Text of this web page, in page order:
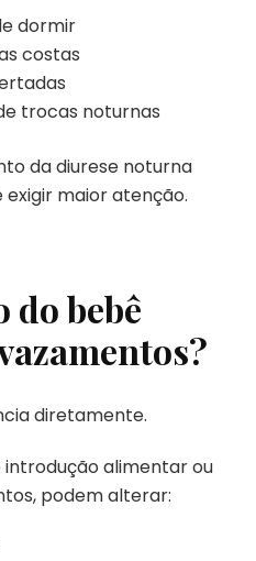
dormir
costas
trocas noturnas
da diurese noturna
maior atenção.
do bebê
diretamente.
introdução alimentar ou
podem alterar: